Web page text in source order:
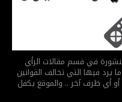
في قسم مقالات الرأي
يرد فيها التي تخالف القوانين
أي طرف آخر .. والموقع يكفل